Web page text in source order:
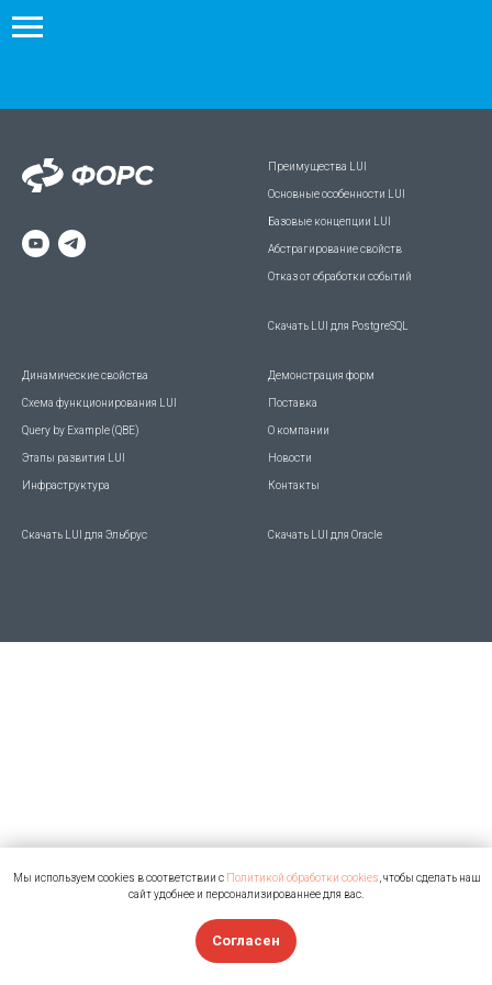
Мы используем cookies в соответствии с Политикой обработки cookies, чтобы сделать наш
сайт удобнее и персонализированнее для вас.
Согласен
Преимущества LUI
Основные особенности LUI
Базовые концепции LUI
Абстрагирование свойств
Отказ от обработки событий
Скачать LUI для PostgreSQL
Динамические свойства
Схема функционирования LUI
Query by Example (QBE)
Этапы развития LUI
Инфраструктура
Скачать LUI для Эльбрус
Демонстрация форм
Поставка
О компании
Новости
Контакты
Скачать LUI для Oracle